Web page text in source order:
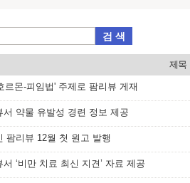
검 색
제목
르몬-피임법' 주제로 팜리뷰 게재
서 약물 유발성 경련 정보 제공
팜리뷰 12월 첫 원고 발행
‘비만 치료 최신 지견’ 자료 제공